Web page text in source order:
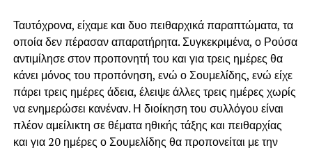
Ταυτόχρονα, είχαμε και δυο πειθαρχικά παραπτώματα, τα
οποία δεν πέρασαν απαρατήρητα. Συγκεκριμένα, ο Ρούσα
αντιμίλησε στον προπονητή του και για τρεις ημέρες θα
κάνει μόνος του προπόνηση, ενώ ο Σουμελίδης, ενώ είχε
πάρει τρεις ημέρες άδεια, έλειψε άλλες τρεις ημέρες χωρίς
να ενημερώσει κανέναν. Η διοίκηση του συλλόγου είναι
πλέον αμείλικτη σε θέματα ηθικής τάξης και πειθαρχίας
και για 20 ημέρες ο Σουμελίδης θα προπονείται με την